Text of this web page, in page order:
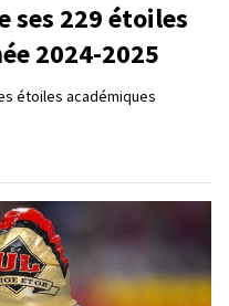
ses 229 étoiles
2024-2025
étoiles académiques